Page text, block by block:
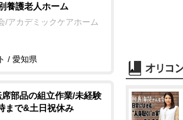
養護老人ホーム
/アカデミックケアホーム
/ 愛知県
部品の組立作業/未経験
まで&土日祝休み